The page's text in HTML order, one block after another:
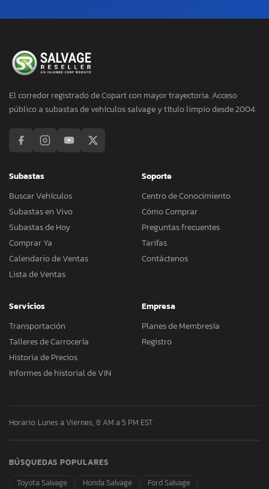
El corredor registrado de Copart con mayor trayectoria. Acceso
público a subastas de vehículos salvage y título limpio desde 2004.
Subastas
Buscar Vehículos
Subastas en Vivo
Subastas de Hoy
Comprar Ya
Calendario de Ventas
Lista de Ventas
Soporte
Centro de Conocimiento
Cómo Comprar
Preguntas frecuentes
Tarifas
Contáctenos
Servicios
Transportación
Talleres de Carrocería
Historia de Precios
Informes de historial de VIN
Empresa
Planes de Membresía
Registro
Horario: Lunes a Viernes, 8 AM a 5 PM EST
BÚSQUEDAS POPULARES
Toyota Salvage
Honda Salvage Ford Salvage